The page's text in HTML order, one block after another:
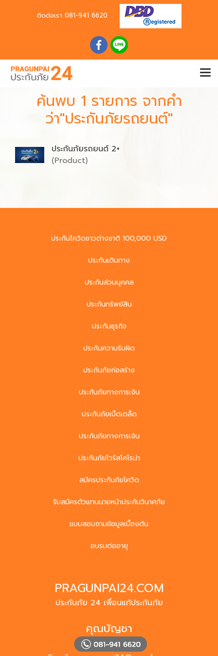
ติดต่อเรา 081-941 6620
ค้นพบ 1 รายการ จากคำ
ว่า"ประกันภัยรถยนต์"
ประกันภัยรถยนต์ 2+
(Product)
ประกันโควิดชาวต่างชาติ 100,000 USD
ประกันเดินทาง
ประกันส่วนบุคคล
ประกันทรัพย์สิน
ประกันธุรกิจ
ประกันความรับผิด
ประกันภัยก่อสร้าง
ประกันภัยทางการเงิน
ประกันภัยเบ็ดเตล็ด
ประกันภัยทางการเงิน
ประกันภัยไวรัสโคโรน่า
สมัครประกันภัยโควิด
รับสมัครตัวแทนนายหน้าประกันวินาศภัย
แบบสอบถามข้อมูลเบื้องต้น
อบรมต่ออายุ
PRAGUNPAI24.COM
ประกันภัย 24 เพื่อนแท้ประกันภัย
คุณบัญชา